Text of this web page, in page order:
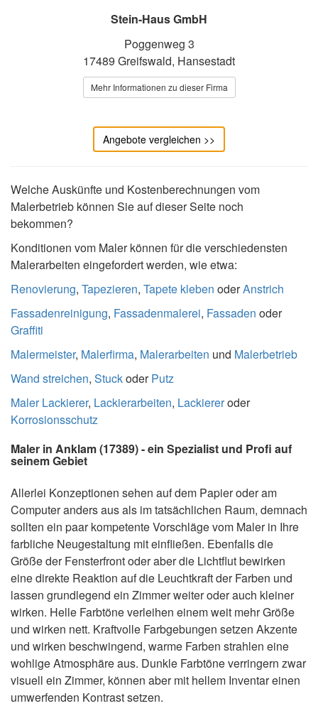
Stein-Haus GmbH
Poggenweg 3
17489 Greifswald, Hansestadt
Mehr Informationen zu dieser Firma
Angebote vergleichen >>
Welche Auskünfte und Kostenberechnungen vom
Malerbetrieb können Sie auf dieser Seite noch
bekommen?
Konditionen vom Maler können für die verschiedensten
Malerarbeiten eingefordert werden, wie etwa:
Renovierung, Tapezieren, Tapete kleben oderAnstrich
Fassadenreinigung, Fassadenmalerei, Fassaden oder
Graffiti
Malermeister, Malerfirma, Malerarbeiten und Malerbetrieb
Wand streichen, StuckoderPutz
Maler Lackierer, Lackierarbeiten, Lackiereroder
Korrosionsschutz
Maler in Anklam (17389) - ein Spezialist und Profi auf
seinem Gebiet
Allerlei Konzeptionen sehen auf dem Papier oder am
Computer anders aus als im tatsächlichen Raum, demnach
sollten ein paar kompetente Vorschläge vom Maler in Ihre
farbliche Neugestaltung mit einfließen. Ebenfalls die
Größe der Fensterfront oder aber die Lichtflut bewirken
eine direkte Reaktion auf die Leuchtkraft der Farben und
lassen grundlegend ein Zimmer weiter oder auch kleiner
wirken. Helle Farbtöne verleihen einem weit mehr Größe
und wirken nett. Kraftvolle Farbgebungen setzen Akzente
und wirken beschwingend, warme Farben strahlen eine
wohlige Atmosphäre aus. Dunkle Farbtöne verringern zwar
visuell ein Zimmer, können aber mit hellem Inventar einen
umwerfenden Kontrast setzen.